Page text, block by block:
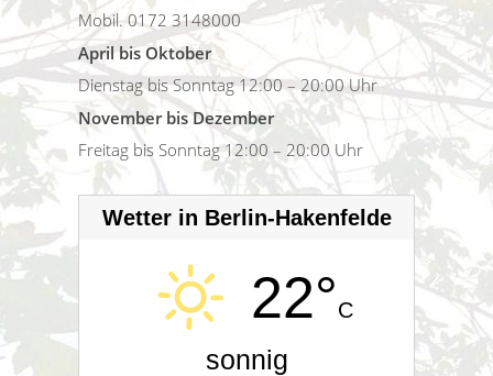
Mobil. 0172 3148000
April bis Oktober
Dienstag bis Sonntag 12:00 – 20:00 Uhr
November bis Dezember
Freitag bis Sonntag 12:00 – 20:00 Uhr
Wetter in Berlin-Hakenfelde
22°C
sonnig